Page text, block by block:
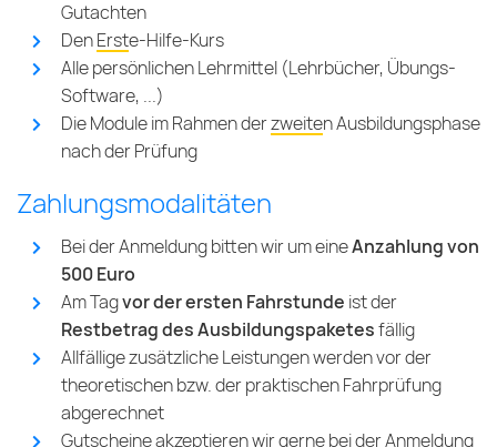
Gutachten
DenErste-Hilfe-Kurs
Alle persönlichen Lehrmittel (Lehrbücher, Übungs-
Software, ...)
Die Module im Rahmen derzweiten Ausbildungsphase
nach der Prüfung
Zahlungsmodalitäten
Bei der Anmeldung bitten wir um eineAnzahlung von
500 Euro
Am Tagvor der ersten Fahrstunde ist der
Restbetrag des Ausbildungspaketesfällig
Allfällige zusätzliche Leistungen werden vor der
theoretischen bzw. der praktischen Fahrprüfung
abgerechnet
Gutscheine akzeptieren wir gerne bei der Anmeldung